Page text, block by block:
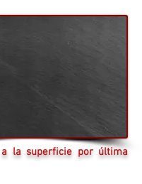
la superficie por última